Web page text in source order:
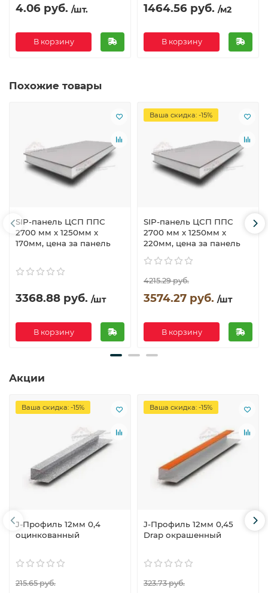
4.06 руб. /шт.
В корзину
1464.56 руб. /м2
В корзину
Похожие товары
SIP-панель ЦСП ППС
2700 мм х 1250мм х
170мм, цена за панель
3368.88 руб. /шт
В корзину
Ваша скидка: -15%
SIP-панель ЦСП ППС
2700 мм х 1250мм х
220мм, цена за панель
4215.29 руб.
3574.27 руб. /шт
В корзину
Акции
Ваша скидка: -15%
J-Профиль 12мм 0,4
оцинкованный
215.65 руб.
Ваша скидка: -15%
J-Профиль 12мм 0,45
Drap окрашенный
323.73 руб.